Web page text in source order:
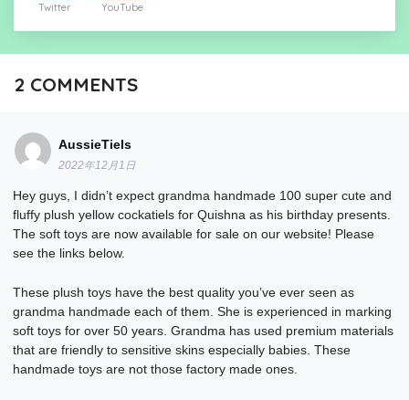
Twitter YouTube
2 COMMENTS
AussieTiels
2022年12月1日
Hey guys, I didn’t expect grandma handmade 100 super cute and
fluffy plush yellow cockatiels for Quishna as his birthday presents.
The soft toys are now available for sale on our website! Please
see the links below.
These plush toys have the best quality you’ve ever seen as
grandma handmade each of them. She is experienced in marking
soft toys for over 50 years. Grandma has used premium materials
that are friendly to sensitive skins especially babies. These
handmade toys are not those factory made ones.